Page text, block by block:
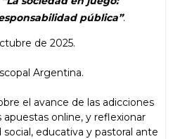
pública”.
de 2025.
Argentina.
el avance de las adicciones
apuestas online, y reflexionar
educativa y pastoral ante